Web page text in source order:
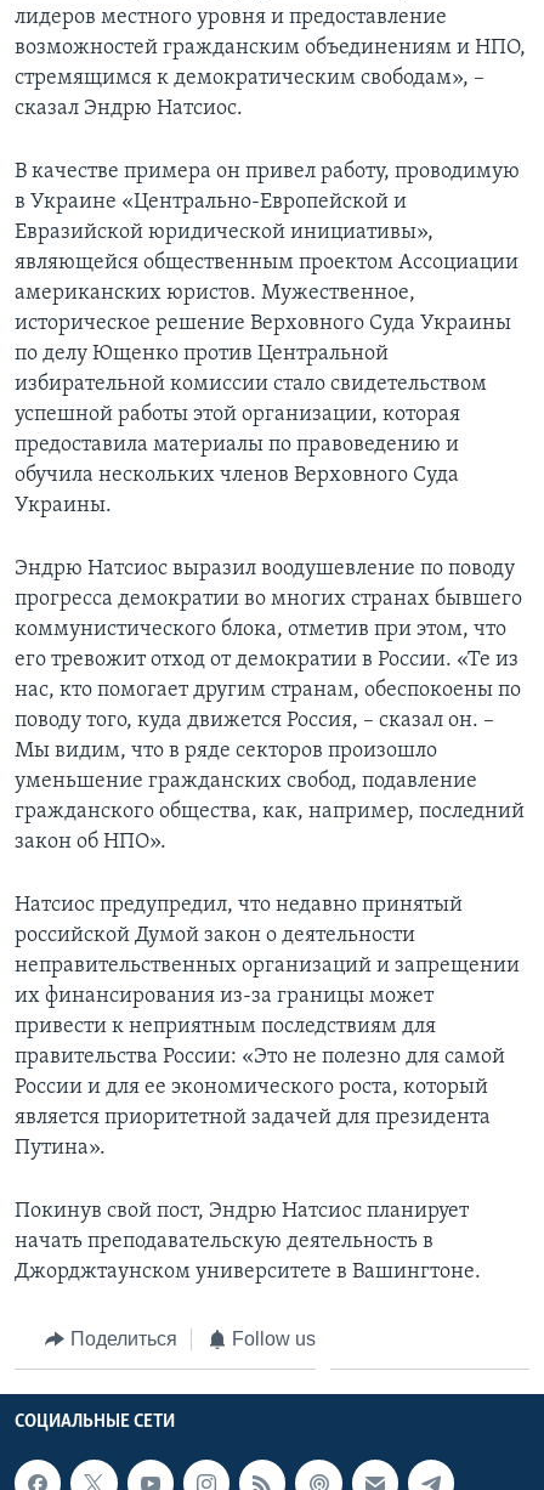
лидеров местного уровня и предоставление
возможностей гражданским объединениям и НПО,
стремящимся к демократическим свободам», –
сказал Эндрю Натсиос.
В качестве примера он привел работу, проводимую
в Украине «Центрально-Европейской и
Евразийской юридической инициативы»,
являющейся общественным проектом Ассоциации
американских юристов. Мужественное,
историческое решение Верховного Суда Украины
по делу Ющенко против Центральной
избирательной комиссии стало свидетельством
успешной работы этой организации, которая
предоставила материалы по правоведению и
обучила нескольких членов Верховного Суда
Украины.
Эндрю Натсиос выразил воодушевление по поводу
прогресса демократии во многих странах бывшего
коммунистического блока, отметив при этом, что
его тревожит отход от демократии в России. «Те из
нас, кто помогает другим странам, обеспокоены по
поводу того, куда движется Россия, – сказал он. –
Мы видим, что в ряде секторов произошло
уменьшение гражданских свобод, подавление
гражданского общества, как, например, последний
закон об НПО».
Натсиос предупредил, что недавно принятый
российской Думой закон о деятельности
неправительственных организаций и запрещении
их финансирования из-за границы может
привести к неприятным последствиям для
правительства России: «Это не полезно для самой
России и для ее экономического роста, который
является приоритетной задачей для президента
Путина».
Покинув свой пост, Эндрю Натсиос планирует
начать преподавательскую деятельность в
Джорджтаунском университете в Вашингтоне.
Поделиться Follow us
СОЦИАЛЬНЫЕ СЕТИ